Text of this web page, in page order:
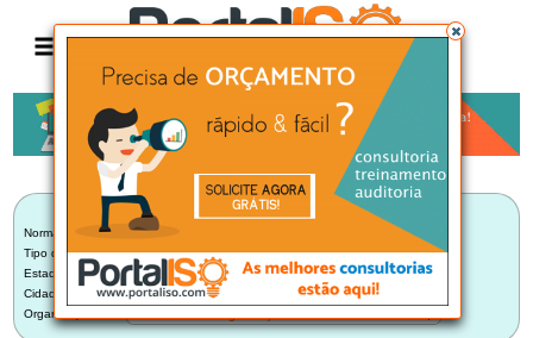
LISTA BRASILEIRA DE AUDITORIAS
Norma:
Selecionar Norma
Tipo de Auditoria:
Selecione um Tipo
Estado:
Alagoas (1)
Cidade:
Selecione uma Cidade
Organização: